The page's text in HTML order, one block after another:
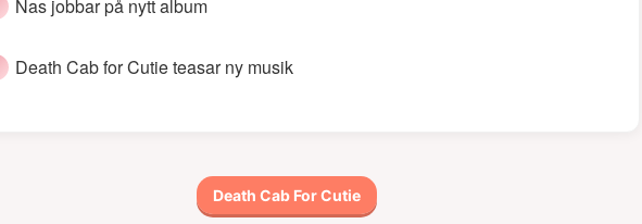
Nas jobbar på nytt album
Death Cab for Cutie teasar ny musik
Death Cab For Cutie